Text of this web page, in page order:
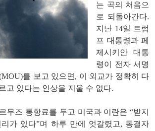
는 곡의 처음으
로 되돌아간다.
지난 14일 트럼
프 대통령과 페
제시키안 대통
령이 전자 서명
를 보고 있으면, 이 외교가 정확히 다
고 있다는 인상을 지울 수 없다.
무즈 통항료를 두고 미국과 이란은 “받지
리가 있다”며 하루 만에 엇갈렸고, 동결자